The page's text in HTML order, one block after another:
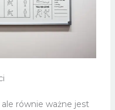
równie ważne jest